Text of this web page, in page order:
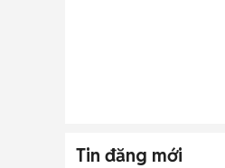
Tin đăng mới